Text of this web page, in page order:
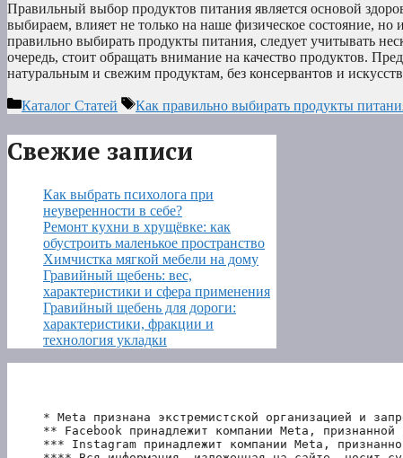
Правильный выбор продуктов питания является основой
выбираем, влияет не только на наше физическое состояние,
правильно выбирать продукты питания, следует учитывать
очередь, стоит обращать внимание на качество продуктов.
натуральным и свежим продуктам, без консервантов и
Рубрики
Каталог Статей Метки
Как правильно выбирать продукты
Свежие записи
Как выбрать психолога при
неуверенности в себе?
Ремонт кухни в хрущёвке: как
обустроить маленькое пространство
Химчистка мягкой мебели на дому
Гравийный щебень: вес,
характеристики и сфера применения
Гравийный щебень для дороги:
характеристики, фракции и
технология укладки
* Meta признана экстремистской организацией и
** Facebook принадлежит компании Meta,
*** Instagram принадлежит компании Meta,